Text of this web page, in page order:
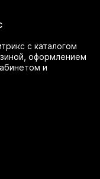
с каталогом
оформлением
и